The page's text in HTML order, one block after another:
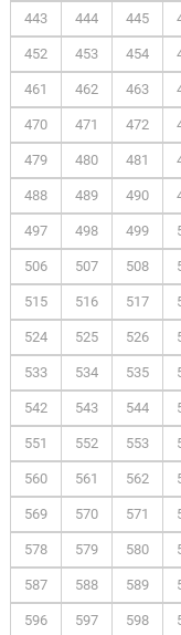
443 444 445
452 453 454
461 462 463
470 471 472
479 480 481
488 489 490
497 498 499
506 507 508
515 516 517
524 525 526
533 534 535
542 543 544
551 552 553
560 561 562
569 570 571
578 579 580
587 588 589
596 597 598